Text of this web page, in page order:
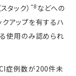
ック） *8 などへの
アップを有するハ
使用のみ認められ
症例数が200件未